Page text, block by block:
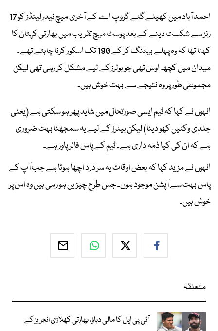
احمد آباد میں کھیلے گئے گروپ اے کے آخری میچ نیدرلینڈز کو 17
رنز سے شکست دینے کے بعد پوسٹ میچ تقریب میں بھارتی کپتان کا
کہنا تھا کہ وہ پہلے بیٹنگ کر کے 190 تک اسکور کرنا چاہتے تھے۔
میدان میں کچھ اوس تھی جو بولرز کے لیے مشکل کر رہی تھی لیکن
مجموعی طور پر وہ نتیجے سے بہت خوش ہیں۔
انہوں نے کہا کہ ٹیم ایسی صورتحال میں شاید پھر ہو سکتی ہے (یعنی
جلدی وکٹیں کھو دینا) لیکن بیٹرز کے لیے یہ سمجھنا بہت ضروری
ہے کہ ان کی کیا ذمہ داری ہے۔ ٹیم کے پاس فائر پاور ہے۔
انہوں نے مزید کہا کہ بعض اوقات یہ سر درد اچھا ہوتا ہے جب آپ کے
پاس بہت سے آپشن موجود ہوں۔ جس طرح چیزیں ہو رہی ہیں وہ اس پر
خوش ہیں۔
متعلقہ
آئی پی ایل کا مالی دباؤ، بھارتی کھلاڑی انجریز کے